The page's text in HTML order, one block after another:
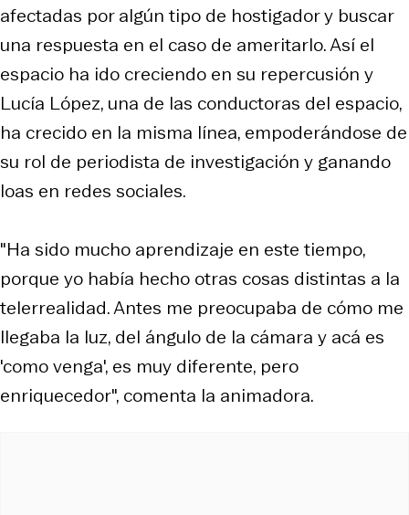
afectadas por algún tipo de hostigador y buscar
una respuesta en el caso de ameritarlo. Así el
espacio ha ido creciendo en su repercusión y
Lucía López, una de las conductoras del espacio,
ha crecido en la misma línea, empoderándose de
su rol de periodista de investigación y ganando
loas en redes sociales.
"Ha sido mucho aprendizaje en este tiempo,
porque yo había hecho otras cosas distintas a la
telerrealidad. Antes me preocupaba de cómo me
llegaba la luz, del ángulo de la cámara y acá es
'como venga', es muy diferente, pero
enriquecedor", comenta la animadora.